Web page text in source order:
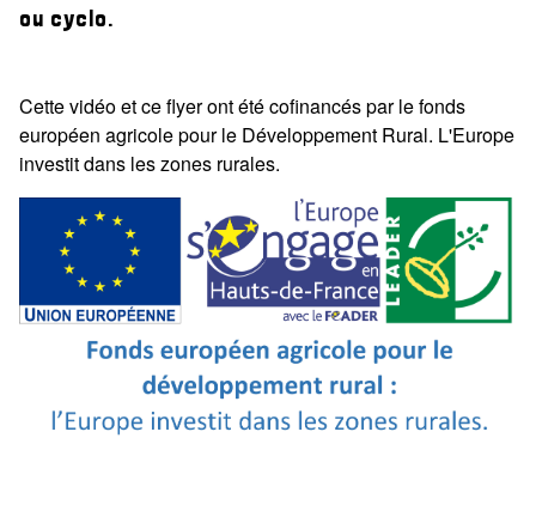
Les estaminets-randonnée
ou cyclo.
Cette vidéo et ce flyer ont été cofinancés par le fonds
européen agricole pour le Développement Rural. L'Europe
investit dans les zones rurales.